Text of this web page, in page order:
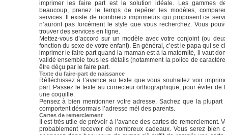
imprimer les faire part est la solution idéale. Les gammes
beaucoup, prenez le temps de repérer les modèles,
services. Il existe de nombreux imprimeurs qui proposent ce
n’auront pas forcément le style que vous recherchez. Vous
trouver des services en ligne.
Mettez-vous d’accord sur un modèle avec votre conjoint (ou
fonction du sexe de votre enfant). En général, c’est le papa qui se
imprimer le faire part quand la maman est à la maternité, il vaut
validé ensemble tous les détails (notamment la police de
être déçu par le faire part.
Texte du faire-part de naissance
Réfléchissez à l’avance au texte que vous souhaitez voir
part. Passez le texte au correcteur orthographique, pour éviter de
une coquille.
Pensez à bien mentionner votre adresse. Sachez que la
comportent désormais l’adresse mél des parents.
Cartes de remerciement
Il est très utile de prévoir à l’avance des cartes de remerciement.
probablement recevoir de nombreux cadeaux. Vous serez bien